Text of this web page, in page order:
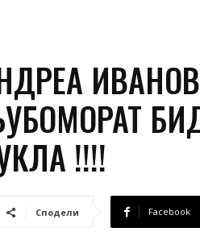
!!!!
Сподели Facebook